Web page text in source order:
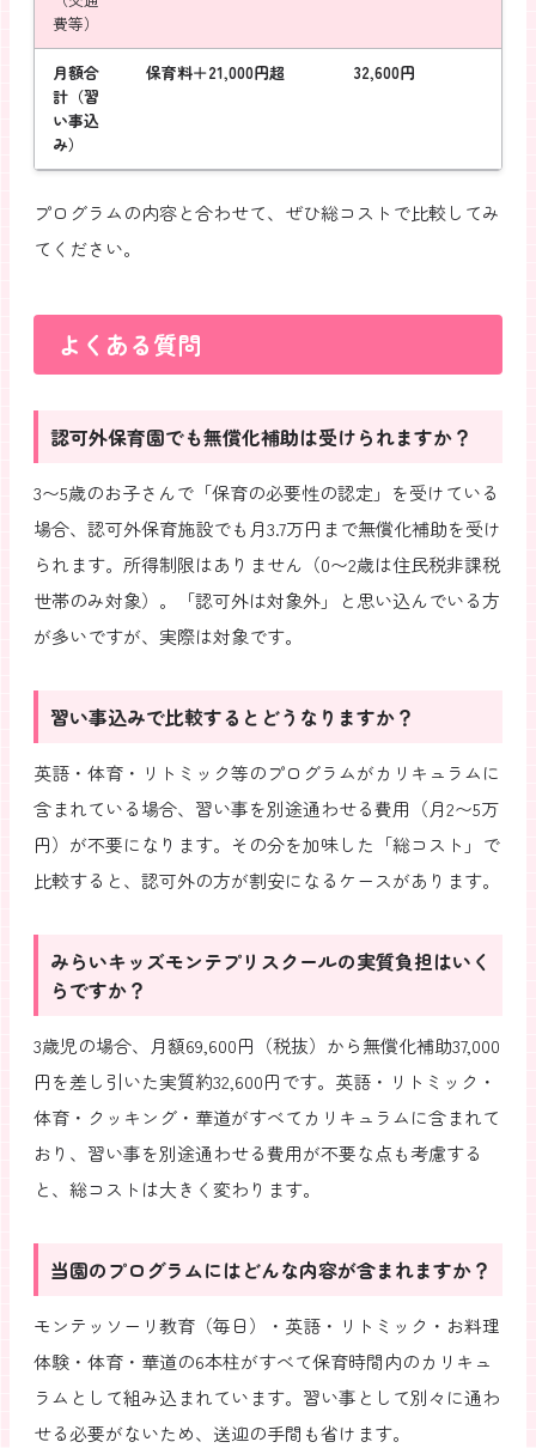
費等）
月額合
計（習
い事込
み）
保育料＋21,000円超 32,600円
プログラムの内容と合わせて、ぜひ総コストで比較してみ
てください。
よくある質問
認可外保育園でも無償化補助は受けられますか？
3〜5歳のお子さんで「保育の必要性の認定」を受けている
場合、認可外保育施設でも月3.7万円まで無償化補助を受け
られます。所得制限はありません（0〜2歳は住民税非課税
世帯のみ対象）。「認可外は対象外」と思い込んでいる方
が多いですが、実際は対象です。
習い事込みで比較するとどうなりますか？
英語・体育・リトミック等のプログラムがカリキュラムに
含まれている場合、習い事を別途通わせる費用（月2〜5万
円）が不要になります。その分を加味した「総コスト」で
比較すると、認可外の方が割安になるケースがあります。
みらいキッズモンテプリスクールの実質負担はいく
らですか？
3歳児の場合、月額69,600円（税抜）から無償化補助37,000
円を差し引いた実質約32,600円です。英語・リトミック・
体育・クッキング・華道がすべてカリキュラムに含まれて
おり、習い事を別途通わせる費用が不要な点も考慮する
と、総コストは大きく変わります。
当園のプログラムにはどんな内容が含まれますか？
モンテッソーリ教育（毎日）・英語・リトミック・お料理
体験・体育・華道の6本柱がすべて保育時間内のカリキュ
ラムとして組み込まれています。習い事として別々に通わ
せる必要がないため、送迎の手間も省けます。